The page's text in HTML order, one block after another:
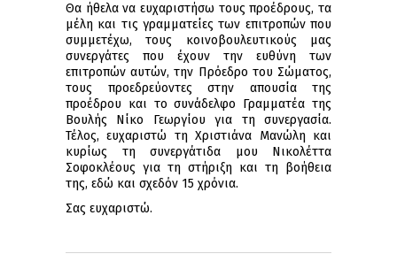
Θα ήθελα να ευχαριστήσω τους προέδρους, τα
μέλη και τις γραμματείες των επιτροπών που
συμμετέχω, τους κοινοβουλευτικούς μας
συνεργάτες που έχουν την ευθύνη των
επιτροπών αυτών, την Πρόεδρο του Σώματος,
τους προεδρεύοντες στην απουσία της
προέδρου και το συνάδελφο Γραμματέα της
Βουλής Νίκο Γεωργίου για τη συνεργασία.
Τέλος, ευχαριστώ τη Χριστιάνα Μανώλη και
κυρίως τη συνεργάτιδα μου Νικολέττα
Σοφοκλέους για τη στήριξη και τη βοήθεια
της, εδώ και σχεδόν 15 χρόνια.
Σας ευχαριστώ.